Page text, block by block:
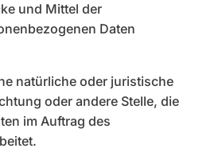
und Mittel der
Daten
natürliche oder juristische
oder andere Stelle, die
im Auftrag des